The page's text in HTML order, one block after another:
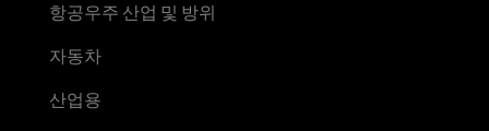
항공우주 산업 및 방위
자동차
산업용